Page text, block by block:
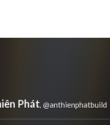
Phát, @anthienphatbuild